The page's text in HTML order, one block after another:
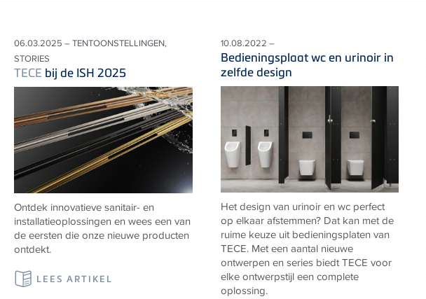
06.03.2025 – TENTOONSTELLINGEN,
STORIES
TECE bij de ISH 2025
Ontdek innovatieve sanitair- en
installatieoplossingen en wees een van
de eersten die onze nieuwe producten
ontdekt.
LEES ARTIKEL
10.08.2022 –
Bedieningsplaat wc en urinoir in
zelfde design
Het design van urinoir en wc perfect
op elkaar afstemmen? Dat kan met de
ruime keuze uit bedieningsplaten van
TECE. Met een aantal nieuwe
ontwerpen en series biedtTECE voor
elke ontwerpstijl een complete
oplossing.